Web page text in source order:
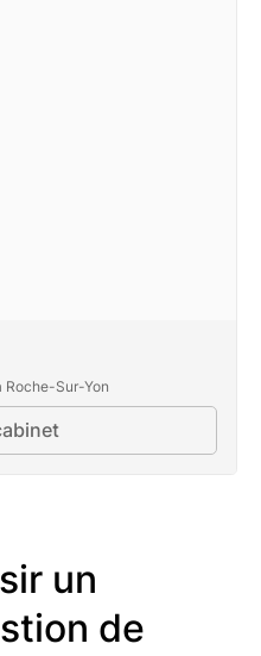
Roche-Sur-Yon
un
de